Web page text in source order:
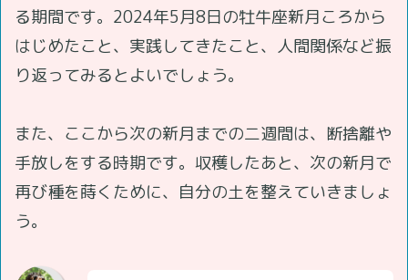
る期間です。2024年5月8日の牡牛座新月ころから
はじめたこと、実践してきたこと、人間関係など振
り返ってみるとよいでしょう。
また、ここから次の新月までの二週間は、断捨離や
手放しをする時期です。収穫したあと、次の新月で
再び種を蒔くために、自分の土を整えていきましょ
う。